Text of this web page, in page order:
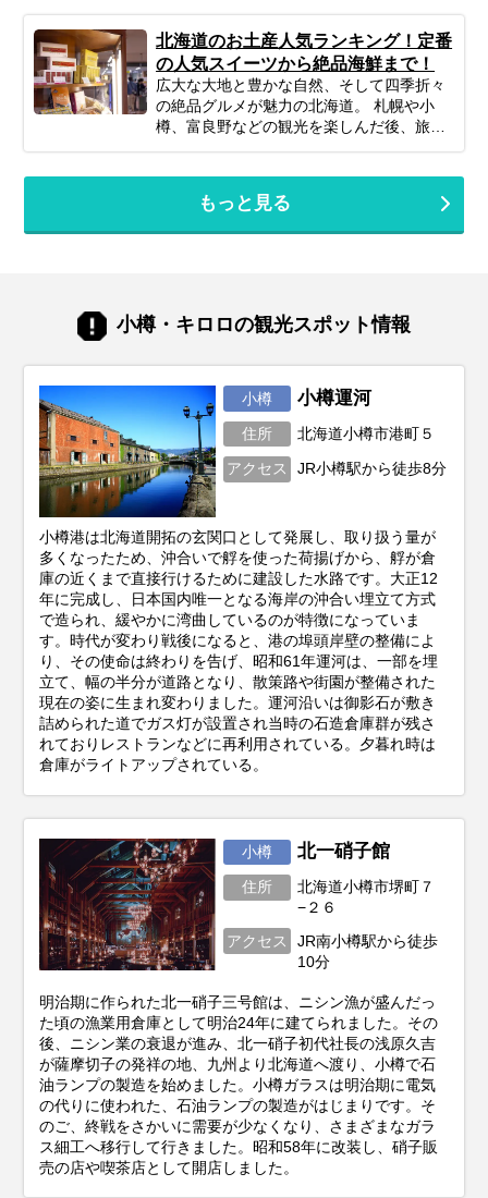
グルメ、心静かになれるアートスポットま
で幅広くピックアップ。初めての方からリ
ピーターの方まで、あなたの旅のスタイル
に合わせた「最高の小樽旅」をプランニン
グするための参考にぜひお役立てくださ
い。
心ください！ポイントを押さえてしっかり
計画すれば、子連れ北海道旅行は最高の体
験になります。 この記事では、子連れファ
ミリーが北海道旅行を思いっきり楽しむた
めの、計画の立て方の基本から、子供が絶
対喜ぶおすすめスポット＆アクティビテ
ィ、ホテル選びの秘訣、そしてあると便利
底解説！この記事を読んで、子連れ旅行の
不安を解消し、家族みんなの笑顔があふれ
る北海道旅行を実現しましょう♪
北海道のお土産人気ランキング！定番
の人気スイーツから絶品海鮮まで！
広大な大地と豊かな自然、そして四季折々
の絶品グルメが魅力の北海道。 札幌や小
樽、富良野などの観光を楽しんだ後、旅の
内の美味しいものが全て集まる巨大なショ
ッピングモールのような場所。しかし、あ
迷ってしまうことも。 そこで今回は、新千
歳空港や北海道観光で購入できるお土産・
鮮、ご飯もお酒も進む絶品グルメまで、人
気アイテムをランキング形式やカテゴリ別
にお届けします。
もっと見る
小樽・キロロの観光スポット情報
小樽 小樽運河
住所 北海道小樽市港町５
アクセス JR小樽駅から徒歩8分
小樽港は北海道開拓の玄関口として発展し、取り扱う量が
多くなったため、沖合いで艀を使った荷揚げから、艀が倉
庫の近くまで直接行けるために建設した水路です。大正12
年に完成し、日本国内唯一となる海岸の沖合い埋立て方式
で造られ、緩やかに湾曲しているのが特徴になっていま
す。時代が変わり戦後になると、港の埠頭岸壁の整備によ
り、その使命は終わりを告げ、昭和61年運河は、一部を埋
立て、幅の半分が道路となり、散策路や街園が整備された
現在の姿に生まれ変わりました。運河沿いは御影石が敷き
詰められた道でガス灯が設置され当時の石造倉庫群が残さ
れておりレストランなどに再利用されている。夕暮れ時は
倉庫がライトアップされている。
小樽 北一硝子館
住所
北海道小樽市堺町７
−２６
アクセス
JR南小樽駅から徒歩
10分
明治期に作られた北一硝子三号館は、ニシン漁が盛んだっ
た頃の漁業用倉庫として明治24年に建てられました。その
後、ニシン業の衰退が進み、北一硝子初代社長の浅原久吉
が薩摩切子の発祥の地、九州より北海道へ渡り、小樽で石
油ランプの製造を始めました。小樽ガラスは明治期に電気
の代りに使われた、石油ランプの製造がはじまりです。そ
のご、終戦をさかいに需要が少なくなり、さまざまなガラ
ス細工へ移行して行きました。昭和58年に改装し、硝子販
売の店や喫茶店として開店しました。